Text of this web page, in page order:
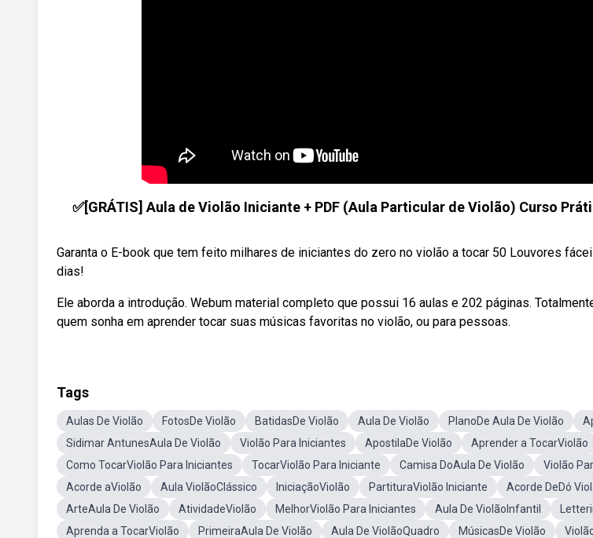
✅[GRÁTIS] Aula de Violão Iniciante + PDF (Aula Particular de Violão) Curso
Garanta o E-book que tem feito milhares de iniciantes do zero no violão a tocar 50 Louvores
dias!
Ele aborda a introdução. Webum material completo que possui 16 aulas e 202 páginas.
quem sonha em aprender tocar suas músicas favoritas no violão, ou para pessoas.
Tags
Aulas De Violão FotosDe Violão BatidasDe Violão Aula De Violão PlanoDe Aula De Violão
Sidimar AntunesAula De Violão
Violão Para Iniciantes ApostilaDe Violão
Aprender a TocarViolão
Como TocarViolão Para Iniciantes
TocarViolão Para Iniciante Camisa DoAula De Violão
Violão
Acorde aViolão
Aula ViolãoClássico IniciaçãoViolão PartituraViolão Iniciante Acorde DeDó
ArteAula De Violão
AtividadeViolão MelhorViolão Para Iniciantes Aula De ViolãoInfantil
Aprenda a TocarViolão
PrimeiraAula De Violão Aula De ViolãoQuadro MúsicasDe Violão